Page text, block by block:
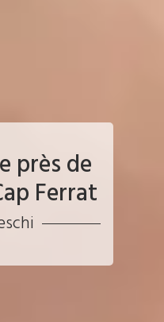
près de
Ferrat